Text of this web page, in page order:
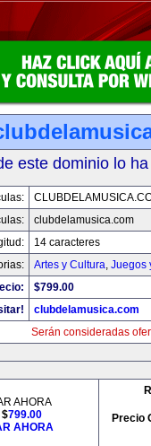
este dominio lo
clubdelamusica.com
14 caracteres
Artes y Cultura, Juegos
$799.00
clubdelamusica.com
Serán consideradas
AHORA
$799.00
AHORA
Precio